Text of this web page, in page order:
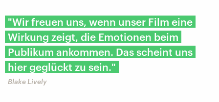
"Wir freuen uns, wenn unser Film eine
Wirkung zeigt, die Emotionen beim
Publikum ankommen. Das scheint uns
hier geglückt zu sein."
Blake Lively